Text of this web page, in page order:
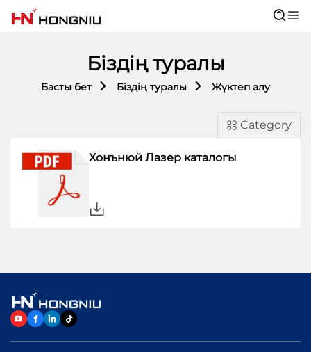
Біздің туралы
Басты бет Біздің туралы Жүктеп алу
Category
Хонънюй Лазер каталогы